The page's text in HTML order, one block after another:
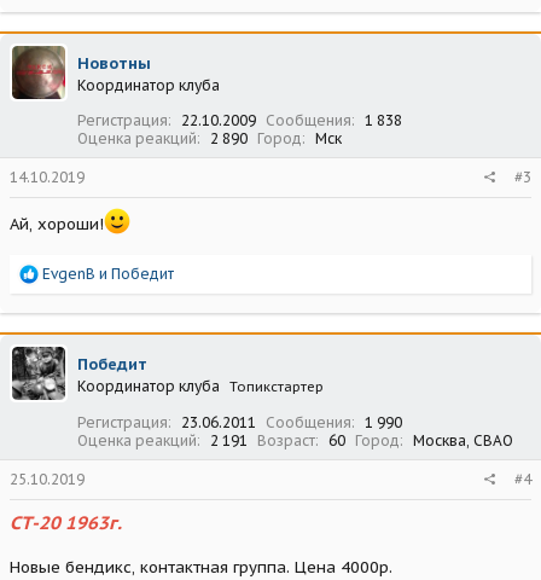
а
к
ц
и
и
Новотны
Координатор клуба
Регистрация
22.10.2009 Сообщения
1 838
Оценка реакций
2 890 Город Мск
14.10.2019 #3
Ай, хороши!
Р
а
к
ц
и
и
EvgenB и Победит
Победит
Координатор клуба Топикстартер
Регистрация 23.06.2011 Сообщения
1 990
Оценка реакций
2 191 Возраст 60 Город Москва, СВАО
25.10.2019 #4
СТ-20 1963г.
Новые бендикс, контактная группа. Цена 4000р.